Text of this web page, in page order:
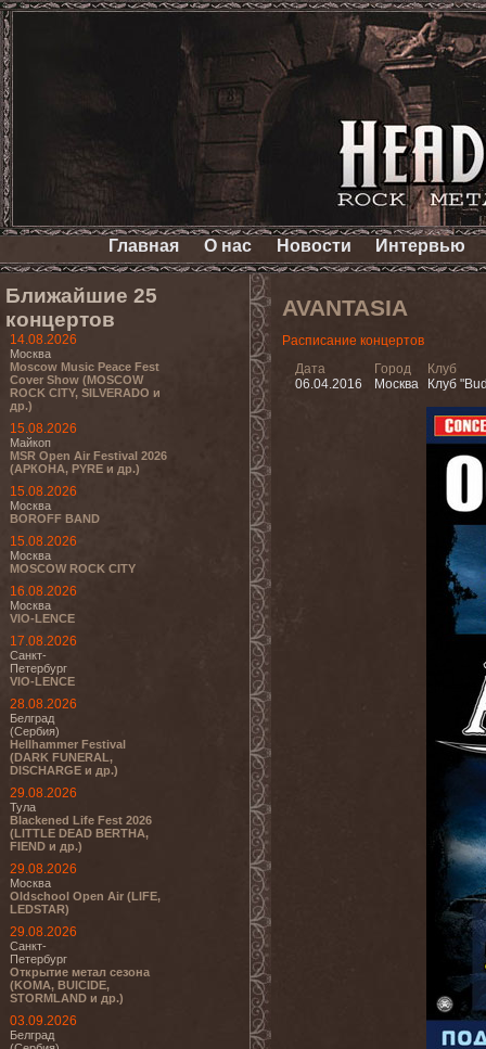
Главная О нас Новости Интервью
Ближайшие 25
концертов
14.08.2026
Москва
Moscow Music Peace Fest
Cover Show (MOSCOW
ROCK CITY, SILVERADO и
др.)
15.08.2026
Майкоп
MSR Open Air Festival 2026
(АРКОНА, PYRE и др.)
15.08.2026
Москва
BOROFF BAND
15.08.2026
Москва
MOSCOW ROCK CITY
16.08.2026
Москва
VIO-LENCE
17.08.2026
Санкт-
Петербург
VIO-LENCE
28.08.2026
Белград
(Сербия)
Hellhammer Festival
(DARK FUNERAL,
DISCHARGE и др.)
29.08.2026
Тула
Blackened Life Fest 2026
(LITTLE DEAD BERTHA,
FIEND и др.)
29.08.2026
Москва
Oldschool Open Air (LIFE,
LEDSTAR)
29.08.2026
Санкт-
Петербург
Открытие метал сезона
(KOMA, BUICIDE,
STORMLAND и др.)
03.09.2026
Белград
AVANTASIA
Расписание концертов
Дата
06.04.2016
Город
Москва
Клуб
Клуб